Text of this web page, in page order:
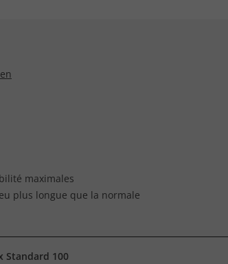
maximales
plus longue que la normale
Standard 100